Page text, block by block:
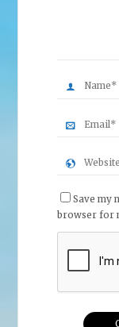
Save my
browser for